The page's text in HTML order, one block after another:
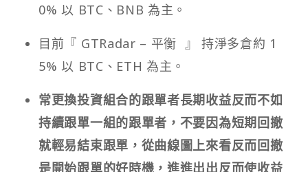
0% 以 BTC、BNB 為主。
目前『 GTRadar – 平衡 』 持淨多倉約 1
5% 以 BTC、ETH 為主。
常更換投資組合的跟單者長期收益反而不如
持續跟單一組的跟單者，不要因為短期回撤
就輕易結束跟單，從曲線圖上來看反而回撤
是開始跟單的好時機，進進出出反而使收益